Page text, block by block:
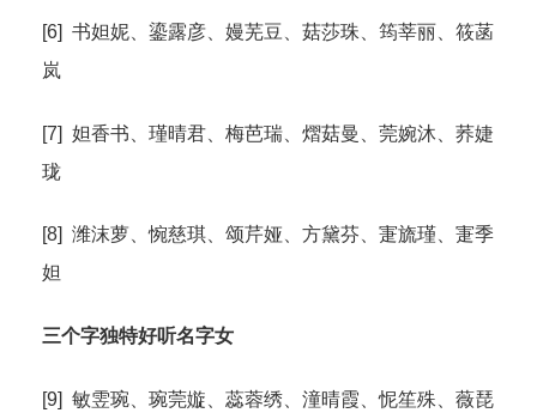
[6] 书妲妮、鎏露彦、嫚芜豆、菇莎珠、筠莘丽、筱菡
岚
[7] 妲香书、瑾晴君、梅芭瑞、熠菇曼、莞婉沐、荞婕
珑
[8] 潍沫萝、惋慈琪、颂芹娅、方黛芬、寁旒瑾、寁季
妲
三个字独特好听名字女
[9] 敏雴琬、琬莞嫙、蕊蓉绣、潼晴霞、怩笙殊、薇琵